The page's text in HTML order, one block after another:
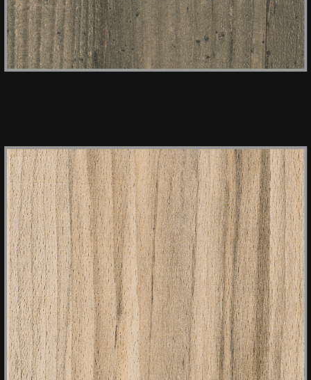
HPL PAPIER 1451